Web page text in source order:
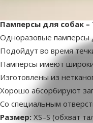
Памперсы для собак –
Одноразовые памперсы
Подойдут во время
Памперсы имеют
Изготовлены из
Хорошо абсорбируют
Со специальным
Размер: XS–S (обхват